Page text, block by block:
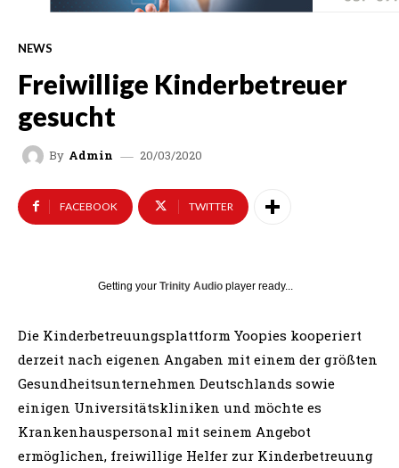
NEWS
Freiwillige Kinderbetreuer
gesucht
By Admin 20/03/2020
FACEBOOK TWITTER
Getting your Trinity Audio player ready...
Die Kinderbetreuungsplattform Yoopies kooperiert
derzeit nach eigenen Angaben mit einem der größten
Gesundheitsunternehmen Deutschlands sowie
einigen Universitätskliniken und möchte es
Krankenhauspersonal mit seinem Angebot
ermöglichen, freiwillige Helfer zur Kinderbetreuung